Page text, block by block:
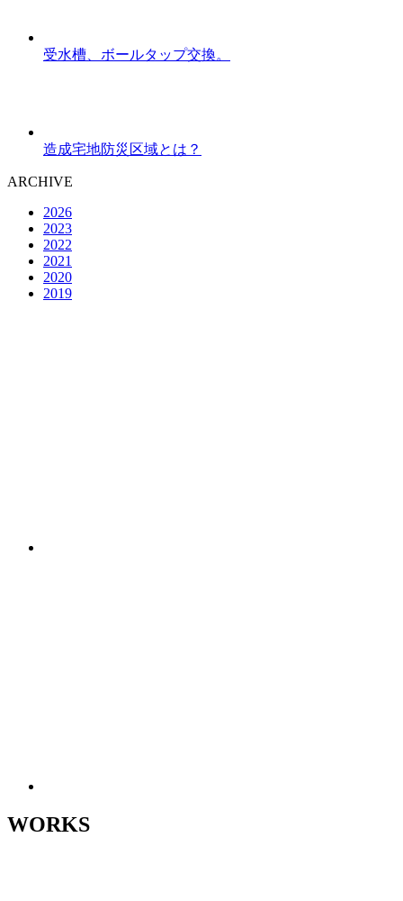
受水槽、ボールタップ交換。
造成宅地防災区域とは？
ARCHIVE
2026
2023
2022
2021
2020
2019
WORKS